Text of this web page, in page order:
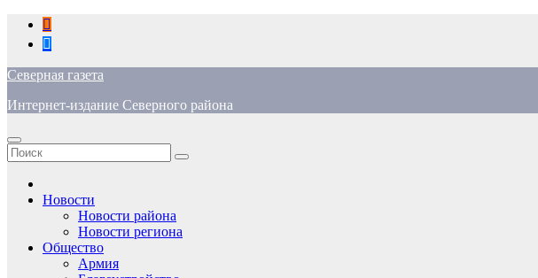
Перейти
содержимому
Северная газета
Интернет-издание Северного района
Новости
Новости района
Новости региона
Общество
Армия